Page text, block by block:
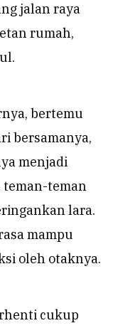
jalan raya
rumah,
bertemu
bersamanya,
menjadi
teman
lara.
mampu
oleh otaknya.
cukup